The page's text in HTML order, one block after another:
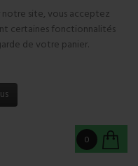
site, vous acceptez
certaines fonctionnalités
de votre panier.
0